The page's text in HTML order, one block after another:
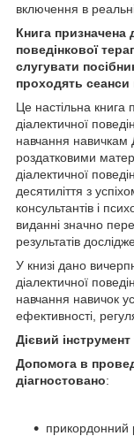
включення в
Книга призначена
поведінкової
слугувати
проходять сеанси
Це настільна книга
діалектичної
навчання навичкам
роздатковими
діалектичної
десятиліття з
консультантів і
виданні значно
результатів
У книзі дано
діалектичної
навчання навичок
ефективності,
Дієвий
Допомога в
діагностовано:
прикордонний